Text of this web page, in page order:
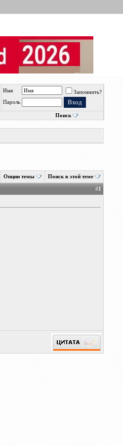
Имя
Запомнить?
Пароль
Поиск
Опции темы Поиск в этой теме
#1